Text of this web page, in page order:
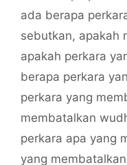
ada berapa
sebutkan, apakah
apakah perkara
berapa perkara
perkara yang
membatalkan
perkara apa yang
yang